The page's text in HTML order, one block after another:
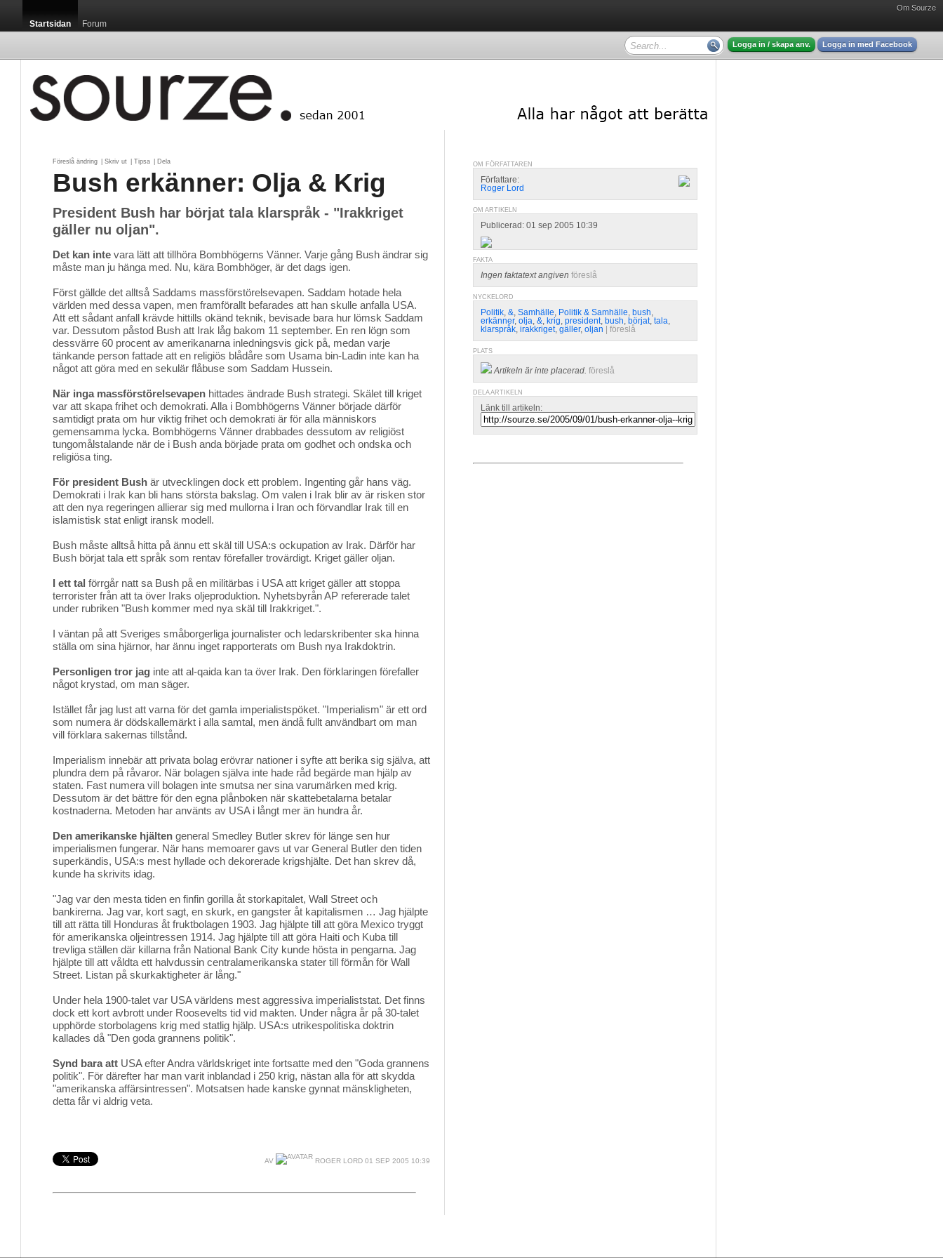
Om Sourze
Startsidan Forum
Logga in / skapa anv. Logga in med Facebook
Föreslå ändring Skriv ut Tipsa Dela
Bush erkänner: Olja & Krig
President Bush har börjat tala klarspråk - "Irakkriget
gäller nu oljan".
Det kan inte vara lätt att tillhöra Bombhögerns Vänner. Varje gång Bush ändrar sig
måste man ju hänga med. Nu, kära Bombhöger, är det dags igen.
Först gällde det alltså Saddams massförstörelsevapen. Saddam hotade hela
världen med dessa vapen, men framförallt befarades att han skulle anfalla USA.
Att ett sådant anfall krävde hittills okänd teknik, bevisade bara hur lömsk Saddam
var. Dessutom påstod Bush att Irak låg bakom 11 september. En ren lögn som
dessvärre 60 procent av amerikanarna inledningsvis gick på, medan varje
tänkande person fattade att en religiös blådåre som Usama bin-Ladin inte kan ha
något att göra med en sekulär flåbuse som Saddam Hussein.
När inga massförstörelsevapen hittades ändrade Bush strategi. Skälet till kriget
var att skapa frihet och demokrati. Alla i Bombhögerns Vänner började därför
samtidigt prata om hur viktig frihet och demokrati är för alla människors
gemensamma lycka. Bombhögerns Vänner drabbades dessutom av religiöst
tungomålstalande när de i Bush anda började prata om godhet och ondska och
religiösa ting.
För president Bush är utvecklingen dock ett problem. Ingenting går hans väg.
Demokrati i Irak kan bli hans största bakslag. Om valen i Irak blir av är risken stor
att den nya regeringen allierar sig med mullorna i Iran och förvandlar Irak till en
islamistisk stat enligt iransk modell.
Bush måste alltså hitta på ännu ett skäl till USA:s ockupation av Irak. Därför har
Bush börjat tala ett språk som rentav förefaller trovärdigt. Kriget gäller oljan.
I ett tal förrgår natt sa Bush på en militärbas i USA att kriget gäller att stoppa
terrorister från att ta över Iraks oljeproduktion. Nyhetsbyrån AP refererade talet
under rubriken "Bush kommer med nya skäl till Irakkriget.".
I väntan på att Sveriges småborgerliga journalister och ledarskribenter ska hinna
ställa om sina hjärnor, har ännu inget rapporterats om Bush nya Irakdoktrin.
Personligen tror jag inte att al-qaida kan ta över Irak. Den förklaringen förefaller
något krystad, om man säger.
Istället får jag lust att varna för det gamla imperialistspöket. "Imperialism" är ett ord
som numera är dödskallemärkt i alla samtal, men ändå fullt användbart om man
vill förklara sakernas tillstånd.
Imperialism innebär att privata bolag erövrar nationer i syfte att berika sig själva, att
plundra dem på råvaror. När bolagen själva inte hade råd begärde man hjälp av
staten. Fast numera vill bolagen inte smutsa ner sina varumärken med krig.
Dessutom är det bättre för den egna plånboken när skattebetalarna betalar
kostnaderna. Metoden har använts av USA i långt mer än hundra år.
Den amerikanske hjälten general Smedley Butler skrev för länge sen hur
imperialismen fungerar. När hans memoarer gavs ut var General Butler den tiden
superkändis, USA:s mest hyllade och dekorerade krigshjälte. Det han skrev då,
kunde ha skrivits idag.
"Jag var den mesta tiden en finfin gorilla åt storkapitalet, Wall Street och
bankirerna. Jag var, kort sagt, en skurk, en gangster åt kapitalismen … Jag hjälpte
till att rätta till Honduras åt fruktbolagen 1903. Jag hjälpte till att göra Mexico tryggt
för amerikanska oljeintressen 1914. Jag hjälpte till att göra Haiti och Kuba till
trevliga ställen där killarna från National Bank City kunde hösta in pengarna. Jag
hjälpte till att våldta ett halvdussin centralamerikanska stater till förmån för Wall
Street. Listan på skurkaktigheter är lång."
Under hela 1900-talet var USA världens mest aggressiva imperialiststat. Det finns
dock ett kort avbrott under Roosevelts tid vid makten. Under några år på 30-talet
upphörde storbolagens krig med statlig hjälp. USA:s utrikespolitiska doktrin
kallades då "Den goda grannens politik".
Synd bara att USA efter Andra världskriget inte fortsatte med den "Goda grannens
politik". För därefter har man varit inblandad i 250 krig, nästan alla för att skydda
"amerikanska affärsintressen". Motsatsen hade kanske gynnat mänskligheten,
detta får vi aldrig veta.
AV ROGER LORD 01 SEP 2005 10:39
OM FÖRFATTAREN
Författare:
Roger Lord
OM ARTIKELN
Publicerad: 01 sep 2005 10:39
FAKTA
Ingen faktatext angiven föreslå
NYCKELORD
Politik, &, Samhälle, Politik & Samhälle, bush,
erkänner, olja, &, krig, president, bush, börjat, tala,
klarspråk, irakkriget, gäller, oljan föreslå
PLATS
Artikeln är inte placerad. föreslå
DELA ARTIKELN
Länk till artikeln: